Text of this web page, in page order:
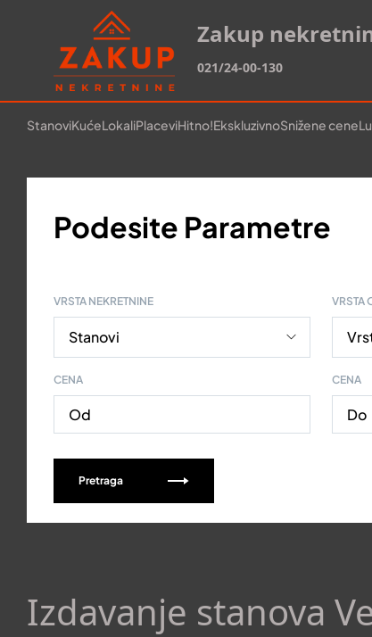
Zakup
021/24-00-130
StanoviKućeLokaliPlaceviHitno!EkskluzivnoSnižene cene
Podesite Parametre
VRSTA NEKRETNINE VRSTA
CENA CENA
Pretraga
Izdavanje stanova